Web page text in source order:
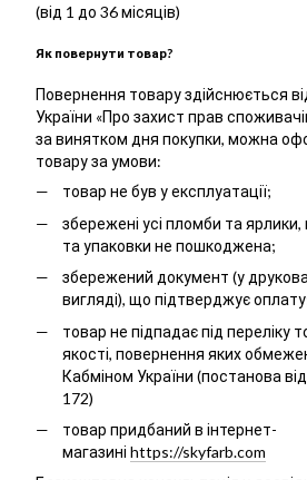
(від 1 до 36 місяців)
Як повернути товар?
Повернення товару здійснюється
України «Про захист прав
за винятком дня покупки, можна
товару за умови:
товар не був у експлуатації;
збережені усі пломби та ярлики,
та упаковки не пошкоджена;
збережений документ (у
вигляді), що підтверджує
товар не підпадає під переліку
якості, повернення яких
Кабміном України (постанова
172)
товар придбаний в інтернет-
магазині https://skyfarb.com